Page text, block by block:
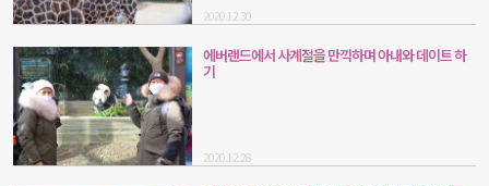
2020.12.30
에버랜드에서 사계절을 만끽하며 아내와 데이트 하
기
2020.12.28